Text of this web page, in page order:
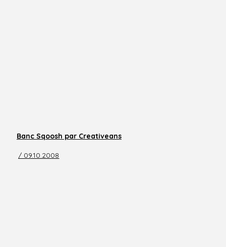
Banc Sqoosh par Creativeans
/ 09.10.2008